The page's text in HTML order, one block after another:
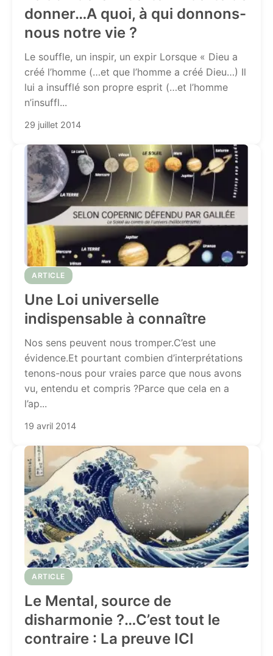
donner…A quoi, à qui donnons-
nous notre vie ?
Le souffle, un inspir, un expir Lorsque « Dieu a
créé l’homme (…et que l’homme a créé Dieu…) Il
lui a insufflé son propre esprit (…et l’homme
n’insuffl...
29 juillet 2014
ARTICLE
Une Loi universelle
indispensable à connaître
Nos sens peuvent nous tromper.C’est une
évidence.Et pourtant combien d’interprétations
tenons-nous pour vraies parce que nous avons
vu, entendu et compris ?Parce que cela en a
l’ap...
19 avril 2014
ARTICLE
Le Mental, source de
disharmonie ?…C’est tout le
contraire : La preuve ICI